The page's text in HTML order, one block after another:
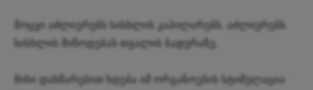
მოცვი აძლიერებს სისხლის კაპილარებს. აძლიერებს
სისხლის მიწოდებას თვალის ბადურაზე.
მისი დახმარებით ხდება იმ ორგანოების სტიმულაცია